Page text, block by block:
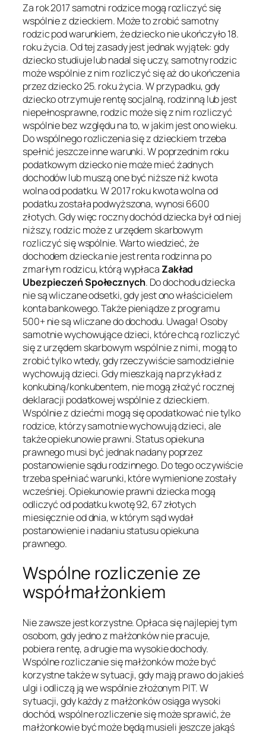
Za rok 2017 samotni rodzice mogą rozliczyć się
wspólnie z dzieckiem. Może to zrobić samotny
rodzic pod warunkiem, że dziecko nie ukończyło 18.
roku życia. Od tej zasady jest jednak wyjątek: gdy
dziecko studiuje lub nadal się uczy, samotny rodzic
może wspólnie z nim rozliczyć się aż do ukończenia
przez dziecko 25. roku życia. W przypadku, gdy
dziecko otrzymuje rentę socjalną, rodzinną lub jest
niepełnosprawne, rodzic może się z nim rozliczyć
wspólnie bez względu na to, w jakim jest ono wieku.
Do wspólnego rozliczenia się z dzieckiem trzeba
spełnić jeszcze inne warunki. W poprzednim roku
podatkowym dziecko nie może mieć żadnych
dochodów lub muszą one być niższe niż kwota
wolna od podatku. W 2017 roku kwota wolna od
podatku została podwyższona, wynosi 6600
złotych. Gdy więc roczny dochód dziecka był od niej
niższy, rodzic może z urzędem skarbowym
rozliczyć się wspólnie. Warto wiedzieć, że
dochodem dziecka nie jest renta rodzinna po
zmarłym rodzicu, którą wypłaca Zakład
Ubezpieczeń Społecznych. Do dochodu dziecka
nie są wliczane odsetki, gdy jest ono właścicielem
konta bankowego. Także pieniądze z programu
500+ nie są wliczane do dochodu. Uwaga! Osoby
samotnie wychowujące dzieci, które chcą rozliczyć
się z urzędem skarbowym wspólnie z nimi, mogą to
zrobić tylko wtedy, gdy rzeczywiście samodzielnie
wychowują dzieci. Gdy mieszkają na przykład z
konkubiną/konkubentem, nie mogą złożyć rocznej
deklaracji podatkowej wspólnie z dzieckiem.
Wspólnie z dziećmi mogą się opodatkować nie tylko
rodzice, którzy samotnie wychowują dzieci, ale
także opiekunowie prawni. Status opiekuna
prawnego musi być jednak nadany poprzez
postanowienie sądu rodzinnego. Do tego oczywiście
trzeba spełniać warunki, które wymienione zostały
wcześniej. Opiekunowie prawni dziecka mogą
odliczyć od podatku kwotę 92, 67 złotych
miesięcznie od dnia, w którym sąd wydał
postanowienie i nadaniu statusu opiekuna
prawnego.
Wspólne rozliczenie ze
współmałżonkiem
Nie zawsze jest korzystne. Opłaca się najlepiej tym
osobom, gdy jedno z małżonków nie pracuje,
pobiera rentę, a drugie ma wysokie dochody.
Wspólne rozliczanie się małżonków może być
korzystne także w sytuacji, gdy mają prawo do jakieś
ulgi i odliczą ją we wspólnie złożonym PIT. W
sytuacji, gdy każdy z małżonków osiąga wysoki
dochód, wspólne rozliczenie się może sprawić, że
małżonkowie być może będą musieli jeszcze jakąś